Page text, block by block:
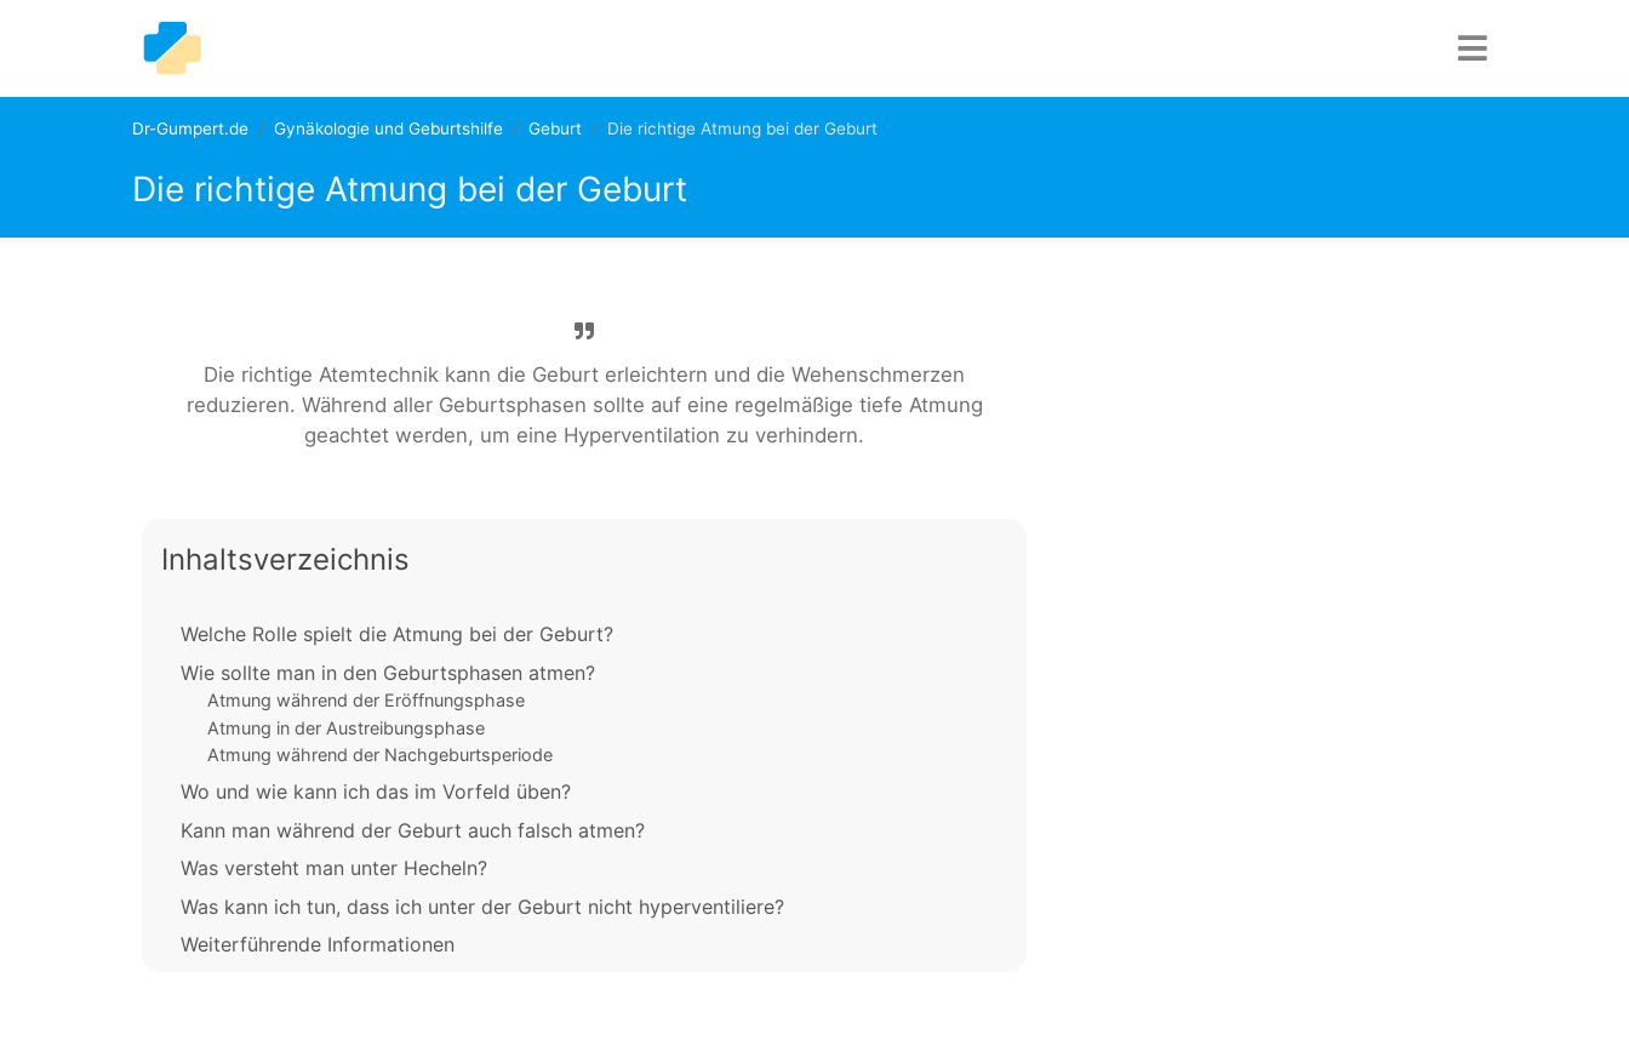
Dr-Gumpert.de Gynäkologie und Geburtshilfe Geburt Die richtige Atmung bei der Geburt
Die richtige Atmung bei der Geburt
Die richtige Atemtechnik kann die Geburt erleichtern und die Wehenschmerzen
reduzieren. Während aller Geburtsphasen sollte auf eine regelmäßige tiefe Atmung
geachtet werden, um eine Hyperventilation zu verhindern.
Inhaltsverzeichnis
Welche Rolle spielt die Atmung bei der Geburt?
Wie sollte man in den Geburtsphasen atmen?
Atmung während der Eröffnungsphase
Atmung in der Austreibungsphase
Atmung während der Nachgeburtsperiode
Wo und wie kann ich das im Vorfeld üben?
Kann man während der Geburt auch falsch atmen?
Was versteht man unter Hecheln?
Was kann ich tun, dass ich unter der Geburt nicht hyperventiliere?
Weiterführende Informationen